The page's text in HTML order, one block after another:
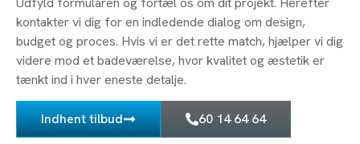
kontakter vi dig for en indledende dialog om design,
budget og proces. Hvis vi er det rette match, hjælper vi dig
videre mod et badeværelse, hvor kvalitet og æstetik er
tænkt ind i hver eneste detalje.
Indhent tilbud 60 14 64 64